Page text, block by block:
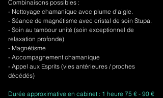
Combinaisons possibles :
- Nettoyage chamanique avec plume d'aigle.
- Séance de magnétisme avec cristal de soin Stupa.
- Soin au tambour unité (soin exceptionnel de
relaxation profonde)
- Magnétisme
- Accompagnement chamanique
- Appel aux Esprits (vies antérieures / proches
décédés)
Durée approximative en cabinet : 1 heure 75 € - 90 €